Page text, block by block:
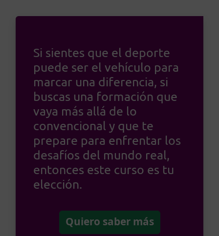
Si sientes que el deporte
puede ser el vehículo para
marcar una diferencia, si
buscas una formación que
vaya más allá de lo
convencional y que te
prepare para enfrentar los
desafíos del mundo real,
entonces este curso es tu
elección.
Quiero saber más